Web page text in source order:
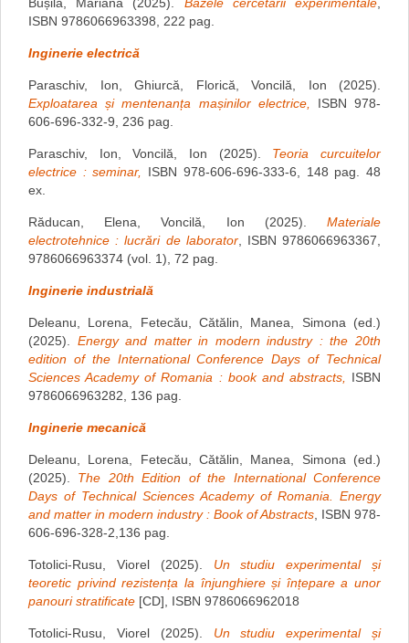
ISBN 9786066963398, 222 pag.
Inginerie electrică
Paraschiv, Ion, Ghiurcă, Florică, Voncilă, Ion (2025).
Exploatarea și mentenanța mașinilor electrice,
ISBN 978-
606-696-332-9, 236 pag.
Paraschiv, Ion, Voncilă, Ion (2025). Teoria curcuitelor
electrice : seminar,
ISBN 978-606-696-333-6, 148 pag. 48
ex.
Răducan, Elena, Voncilă, Ion (2025). Materiale
electrotehnice : lucrări de laborator, ISBN 9786066963367,
9786066963374 (vol. 1), 72 pag.
Inginerie industrială
Deleanu, Lorena, Fetecău, Cătălin, Manea, Simona (ed.)
(2025). Energy and matter in modern industry : the 20th
edition of the International Conference Days of Technical
Sciences Academy of Romania : book and abstracts,
ISBN
9786066963282, 136 pag.
Inginerie mecanică
Deleanu, Lorena, Fetecău, Cătălin, Manea, Simona (ed.)
(2025). The 20th Edition of the International Conference
Days of Technical Sciences Academy of Romania. Energy
and matter in modern industry : Book of Abstracts , ISBN 978-
606-696-328-2,136 pag.
Totolici-Rusu, Viorel (2025). Un studiu experimental și
teoretic privind rezistența la înjunghiere și înțepare a unor
panouri stratificate [CD], ISBN 9786066962018
Totolici-Rusu, Viorel (2025). Un studiu experimental și